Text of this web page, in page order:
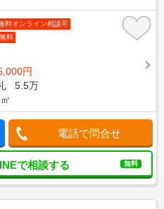
料オンライン相談可
料
円
5.5万
電話で問合せ
で相談する 無料